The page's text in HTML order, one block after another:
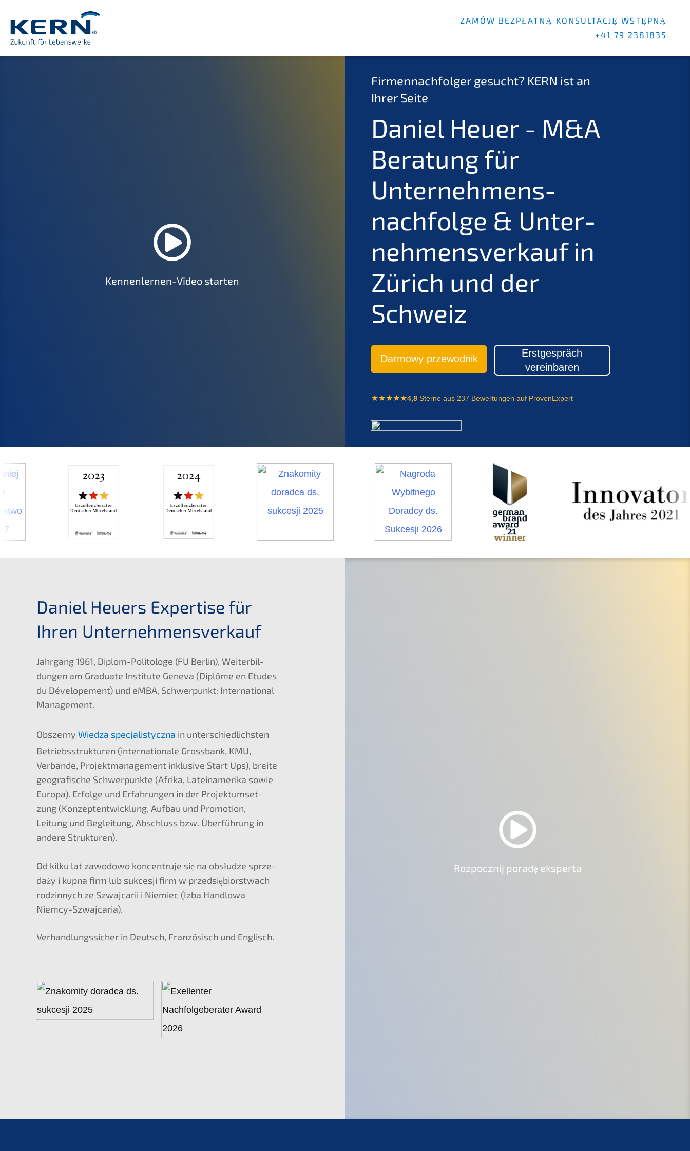
ZAMÓW BEZPŁAT­NĄ KONSULT­AC­JĘ WSTĘP­NĄ
+41 79 2381835
Firmen­nach­fol­ger gesucht? KERN ist an
Ihrer Seite
Daniel Heuer - M&A
Beratung für
Unternehmens­
nachfolge & Unter­
nehmens­verkauf in
Zürich und der
Schweiz
Darmo­wy przewodnik
Erstge­spräch
vereinbaren
4,8 Sterne aus 237 Bewer­tun­gen auf ProvenExpert
Kennen­ler­nen-Video starten
Daniel Heuers Exper­ti­se für
Ihren Unternehmensverkauf
Jahrgang 1961, Diplom-Polito­lo­ge (FU Berlin), Weiter­bil­
dun­gen am Gradua­te Insti­tu­te Geneva (Diplô­me en Etudes
du Dévelo­pe­ment) und eMBA, Schwer­punkt: Inter­na­tio­nal
Management.
Obszer­ny Wiedza specja­lis­ty­cz­na in unter­schied­lichs­ten
Betriebs­struk­tu­ren (inter­na­tio­na­le Gross­bank, KMU,
Verbän­de, Projekt­ma­nage­ment inklu­si­ve Start Ups), breite
geogra­fi­sche Schwer­punk­te (Afrika, Latein­ame­ri­ka sowie
Europa). Erfol­ge und Erfah­run­gen in der Projekt­um­set­
zung (Konzept­ent­wick­lung, Aufbau und Promo­ti­on,
Leitung und Beglei­tung, Abschluss bzw. Überfüh­rung in
andere Strukturen).
Od kilku lat zawodo­wo koncen­tru­je się na obsłud­ze sprze­
daży i kupna firm lub sukces­ji firm w przedsię­bi­orst­wach
rodzin­nych ze Szwaj­ca­rii i Niemiec (Izba Handlo­wa
Niemcy-Szwajcaria).
Verhand­lungs­si­cher in Deutsch, Franzö­sisch und Englisch.
Rozpo­cz­nij poradę eksperta